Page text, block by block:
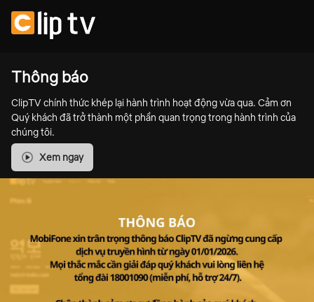
Thông báo
ClipTV chính thức khép lại hành trình hoạt động vừa qua. Cảm ơn
Quý khách đã trở thành một phần quan trọng trong hành trình của
chúng tôi.
Xem ngay